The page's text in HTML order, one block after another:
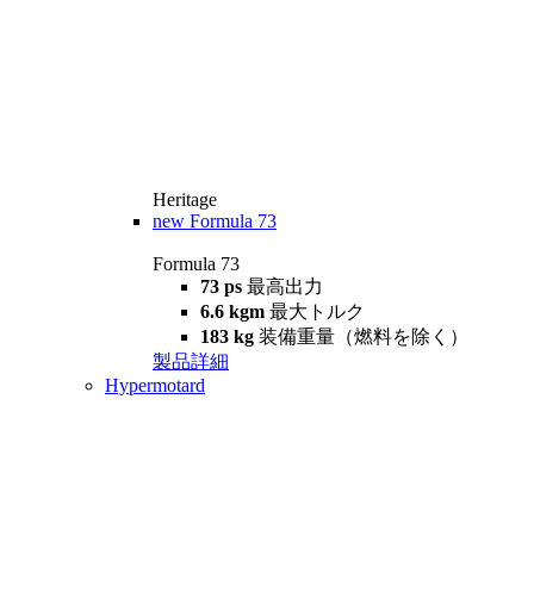
Heritage
new Formula 73
Formula 73
73 ps 最高出力
6.6 kgm 最大トルク
183 kg 装備重量（燃料を除く）
製品詳細
Hypermotard